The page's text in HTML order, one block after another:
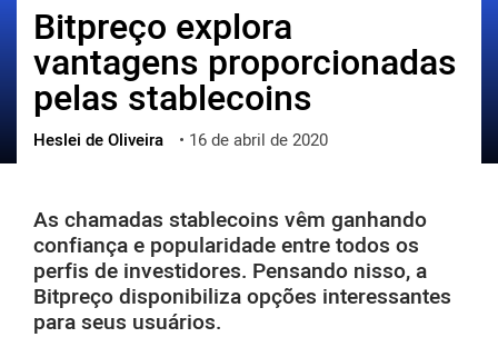
한국어
العربية
ไทย
ქართული
vietnamese
Bitpreço explora
vantagens proporcionadas
pelas stablecoins
Heslei de Oliveira • 16 de abril de 2020
As chamadas stablecoins vêm ganhando
confiança e popularidade entre todos os
perfis de investidores. Pensando nisso, a
Bitpreço disponibiliza opções interessantes
para seus usuários.